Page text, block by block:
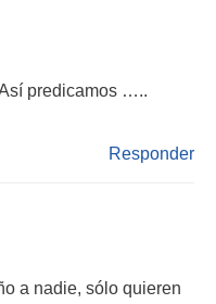
predicamos …..
Responder
a nadie, sólo quieren